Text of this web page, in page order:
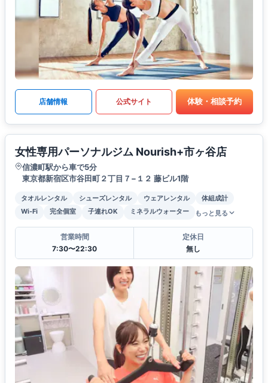
店舗情報 公式サイト 体験・相談予約
女性専用パーソナルジム Nourish+市ヶ谷店
信濃町駅から車で5分
東京都新宿区市谷田町２丁目７−１２ 藤ビル1階
タオルレンタル シューズレンタル ウェアレンタル
体組成計
Wi-Fi
完全個室 子連れOK ミネラルウォーター もっと見る
営業時間
7:30〜22:30
定休日
無し